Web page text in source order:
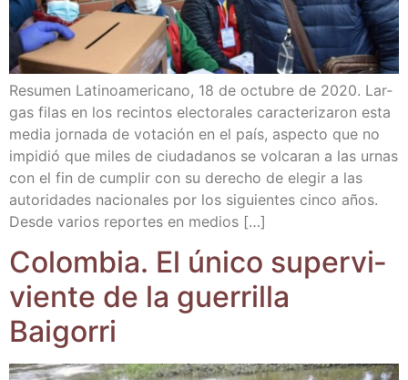
Resu­men Lati­no­ame­ri­cano, 18 de octu­bre de 2020. Lar­
gas filas en los recin­tos elec­to­ra­les carac­te­ri­za­ron esta
media jor­na­da de vota­ción en el país, aspec­to que no
impi­dió que miles de ciu­da­da­nos se vol­ca­ran a las urnas
con el fin de cum­plir con su dere­cho de ele­gir a las
auto­ri­da­des nacio­na­les por los siguien­tes cin­co años.
Des­de varios repor­tes en medios […]
Colom­bia. El úni­co super­vi­
vien­te de la gue­rri­lla
Baigorri